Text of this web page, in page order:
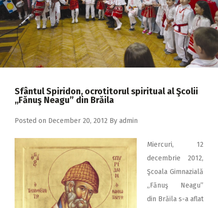
2022
2021
2020
2019
2017
2014
Sfântul Spiridon, ocrotitorul spiritual al Şcolii
,,Fănuş Neagu” din Brăila
Posted on December 20, 2012 By admin
Miercuri, 12
decembrie 2012,
Şcoala Gimnazială
„Fănuş Neagu”
din Brăila s-a aflat